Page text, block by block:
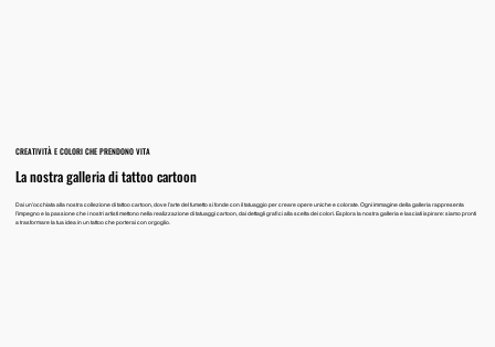
CREATIVITÀ E COLORI CHE PRENDONO VITA
La nostra galleria di tattoo cartoon
Dai un’occhiata alla nostra collezione di tattoo cartoon, dove l’arte del fumetto si fonde con il tatuaggio per creare opere uniche e colorate. Ogni immagine della galleria rappresenta
l’impegno e la passione che i nostri artisti mettono nella realizzazione di tatuaggi cartoon, dai dettagli grafici alla scelta dei colori. Esplora la nostra galleria e lasciati ispirare: siamo pronti
a trasformare la tua idea in un tattoo che porterai con orgoglio.